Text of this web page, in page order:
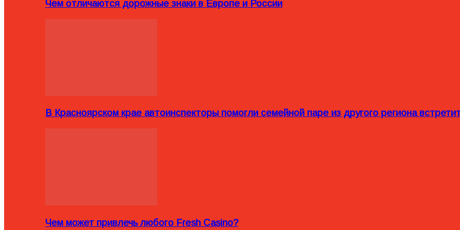
Чем отличаются дорожные знаки в Европе и России
В Красноярском крае автоинспекторы помогли семейной паре из другого региона
Чем может привлечь любого Fresh Casino?